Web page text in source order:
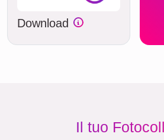
Download
Il tuo